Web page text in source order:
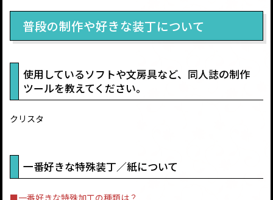
普段の制作や好きな装丁について
使用しているソフトや文房具など、同人誌の制作
ツールを教えてください。
クリスタ
一番好きな特殊装丁／紙について